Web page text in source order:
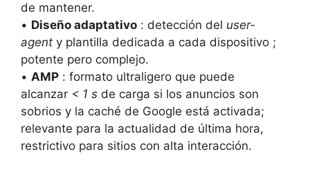
de mantener.
• Diseño adaptativo : detección del user-
agent y plantilla dedicada a cada dispositivo ;
potente pero complejo.
• AMP : formato ultraligero que puede
alcanzar < 1 s de carga si los anuncios son
sobrios y la caché de Google está activada;
relevante para la actualidad de última hora,
restrictivo para sitios con alta interacción.